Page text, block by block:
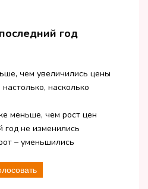
год
чем увеличились цены
насколько
меньше, чем рост цен
не изменились
– уменьшились